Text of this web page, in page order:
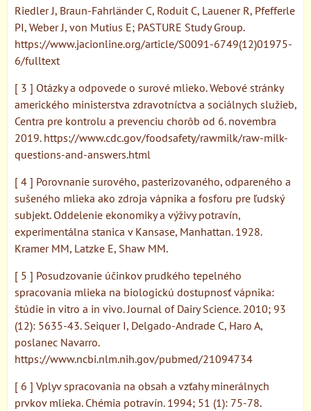
Riedler J, Braun-Fahrländer C, Roduit C, Lauener R, Pfefferle
PI, Weber J, von Mutius E; PASTURE Study Group.
https://www.jacionline.org/article/S0091-6749(12)01975-
6/fulltext
[ 3 ] Otázky a odpovede o surové mlieko. Webové stránky
amerického ministerstva zdravotníctva a sociálnych služieb,
Centra pre kontrolu a prevenciu chorôb od 6. novembra
2019. https://www.cdc.gov/foodsafety/rawmilk/raw-milk-
questions-and-answers.html
[ 4 ] Porovnanie surového, pasterizovaného, ​​odpareného a
sušeného mlieka ako zdroja vápnika a fosforu pre ľudský
subjekt. Oddelenie ekonomiky a výživy potravín,
experimentálna stanica v Kansase, Manhattan. 1928.
Kramer MM, Latzke E, Shaw MM.
[ 5 ] Posudzovanie účinkov prudkého tepelného
spracovania mlieka na biologickú dostupnosť vápnika:
štúdie in vitro a in vivo. Journal of Dairy Science. 2010; 93
(12): 5635-43. Seiquer I, Delgado-Andrade C, Haro A,
poslanec Navarro.
https://www.ncbi.nlm.nih.gov/pubmed/21094734
[ 6 ] Vplyv spracovania na obsah a vzťahy minerálnych
prvkov mlieka. Chémia potravín. 1994; 51 (1): 75-78.